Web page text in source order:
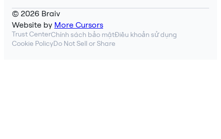
© 2026 Braiv
Website by More Cursors
Trust CenterChính sách bảo mậtĐiều khoản sử dụng
Cookie PolicyDo Not Sell or Share